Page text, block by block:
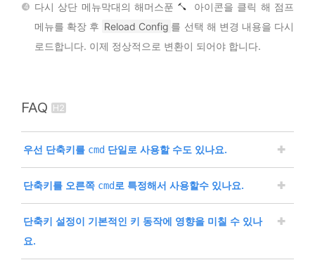
다시 상단 메뉴막대의 해머스푼
아이콘을 클릭 해 점프
메뉴를 확장 후 Reload Config 를 선택 해 변경 내용을 다시
로드합니다. 이제 정상적으로 변환이 되어야 합니다.
FAQ
우선 단축키를 cmd 단일로 사용할 수도 있나요.
네, cmd 단일 키로 단축키를 설정할 수 있습니다. 그러
나 이 경우, 단일 cmd 키는 대부분의 맥OS 기능에서
사용되므로, 이를 단축키로 설정하면 기능간 충돌이 발
단축키를 오른쪽 cmd 로 특정해서 사용할수 있나요.
macOS에서는 기본적으로 오른쪽 cmd 키와 왼쪽
cm
단축키 설정이 기본적인 키 동작에 영향을 미칠 수 있나
요.